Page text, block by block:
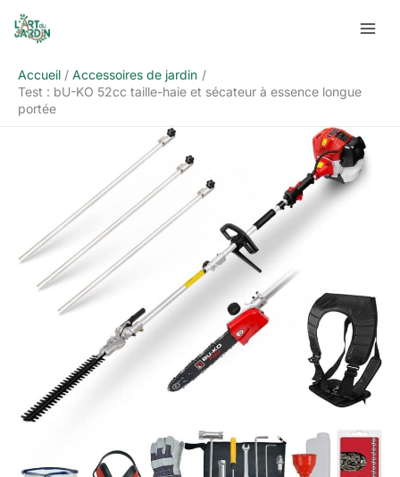
Aller
Accueil
Accessoires de jardin
Test : bU-KO 52cc taille-haie et sécateur à essence longue
portée
Rechercher